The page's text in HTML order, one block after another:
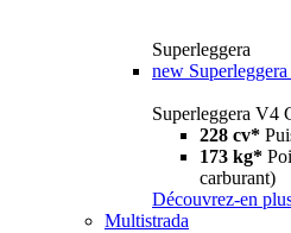
Superleggera
new
Superleggera V4
228 cv*
173 kg*
carburant)
Découvrez-en
Multistrada